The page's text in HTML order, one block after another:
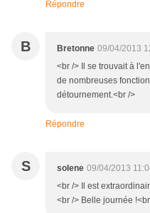
Répondre
B Bretonne 09/04/2013
<br /> Il se trouvait à
de nombreuses
détournement.<br />
Répondre
S solene 09/04/2013
<br /> Il est
<br /> Belle journée